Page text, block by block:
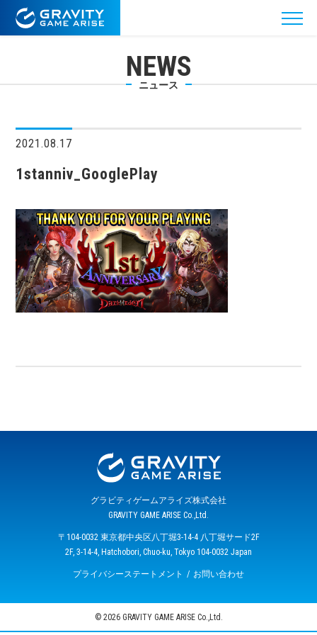
NEWS
ニュース
2021.08.17
1stanniv_GooglePlay
グラビティゲームアライズ株式会社
GRAVITY GAME ARISE Co.,Ltd.
〒104-0032 東京都中央区八丁堀3-14-4 八丁堀サード2F
2F, 3-14-4, Hatchobori, Chuo-ku, Tokyo 104-0032 Japan
プライバシーステートメント お問い合わせ
© 2026 GRAVITY GAME ARISE Co.,Ltd.